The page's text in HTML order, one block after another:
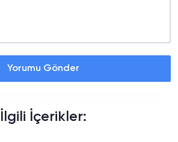
Yorumu Gönder
İlgili İçerikler: